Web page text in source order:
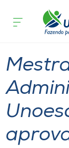
Cursos
Pesquisa
Atendimento
Portal de Ensino
acontece